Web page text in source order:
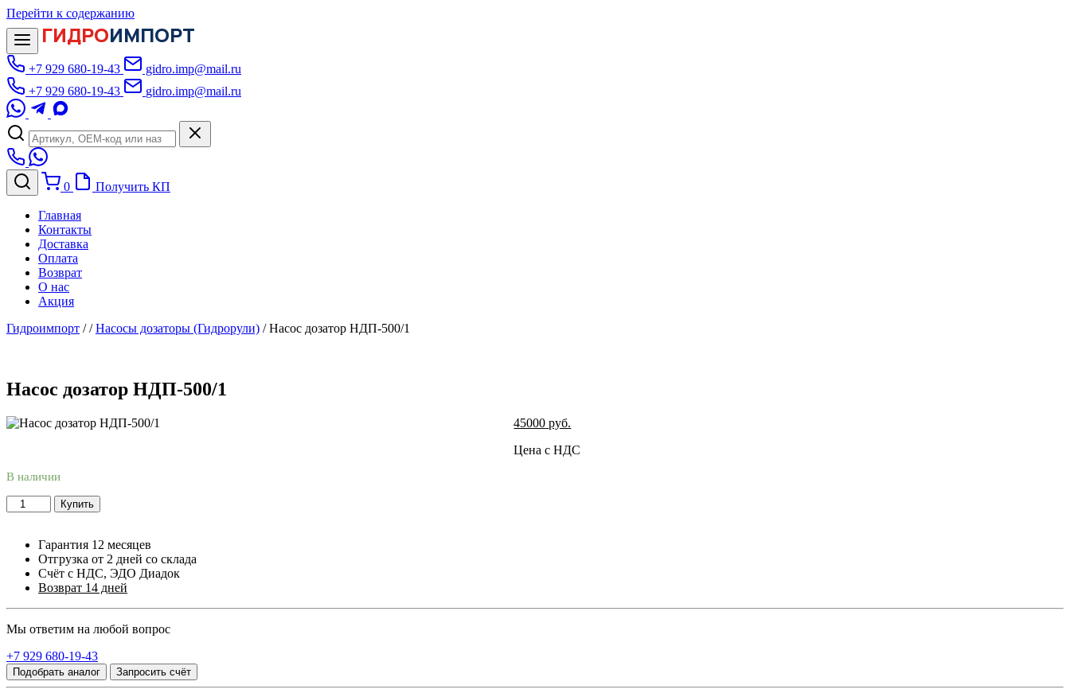
Перейти к содержанию
ГИДРОИМПОРТ
+7 929 680-19-43
gidro.imp@mail.ru
+7 929 680-19-43
gidro.imp@mail.ru
0 Получить КП
Главная
Контакты
Доставка
Оплата
Возврат
О нас
Акция
Гидроимпорт //Насосы дозаторы (Гидрорули) /Насос дозатор НДП-500/1
Насос дозатор НДП-500/1
45000 руб.
Цена с НДС
В наличии
Купить
Гарантия 12 месяцев
Отгрузка от 2 дней со склада
Счёт с НДС, ЭДО Диадок
Возврат 14 дней
Мы ответим на любой вопрос
+7 929 680-19-43
Подобрать аналог Запросить счёт